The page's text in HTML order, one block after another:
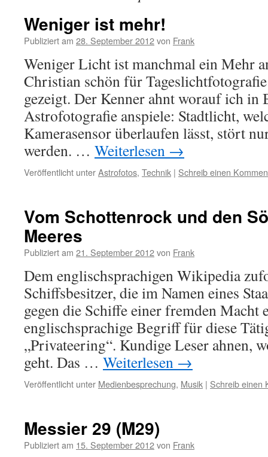
Weniger ist mehr!
Publiziert am 28. September 2012von Frank
Weniger Licht ist manchmal ein Mehr
Christian schön für
gezeigt. Der Kenner ahnt worauf ich in
Astrofotografie anspiele: Stadtlicht,
Kamerasensor überlaufen lässt, stört
werden. … Weiterlesen →
Veröffentlicht unterAstrofotos, Technik | Schreib einen
Vom Schottenrock und den
Meeres
Publiziert am 21. September 2012von Frank
Dem englischsprachigen Wikipedia
Schiffsbesitzer, die im Namen eines
gegen die Schiffe einer fremden Macht
englischsprachige Begriff für diese
„Privateering“. Kundige Leser ahnen,
geht. Das … Weiterlesen →
Veröffentlicht unter Medienbesprechung, Musik | Schreib einen
Messier 29 (M29)
Publiziert am 15. September 2012von Frank